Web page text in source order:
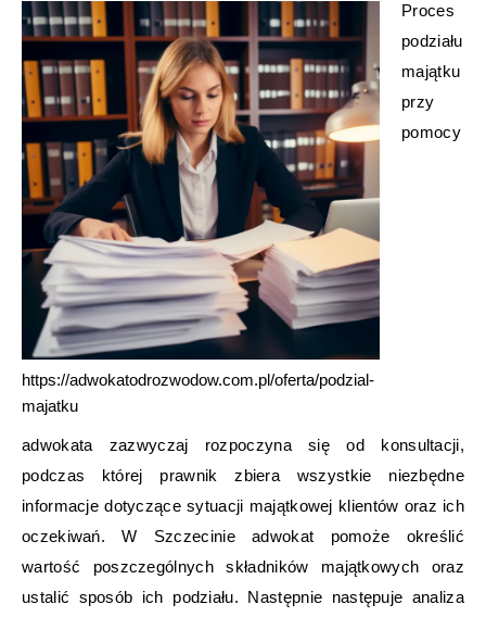
https://adwokatodrozwodow.com.pl/oferta/podzial-
majatku
Proces
podziału
majątku
przy
pomocy
adwokata zazwyczaj rozpoczyna się od konsultacji,
podczas której prawnik zbiera wszystkie niezbędne
informacje dotyczące sytuacji majątkowej klientów oraz ich
oczekiwań. W Szczecinie adwokat pomoże określić
wartość poszczególnych składników majątkowych oraz
ustalić sposób ich podziału. Następnie następuje analiza